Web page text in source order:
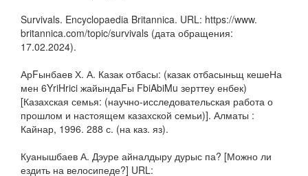
Survivals. Encyclopaedia Britannica. URL: https://www.
britannica.com/topic/survivals (дата обращения:
17.02.2024).
АрFынбаев Х. А. Казак отбасы: (казак отбасыньщ кешеНа
мен 6YriHrici жайындаFы FbiAbiMu зерттеу енбек)
[Казахская семья: (научно-исследовательская работа о
прошлом и настоящем казахской семьи)]. Алматы :
Кайнар, 1996. 288 с. (на каз. яз).
Куанышбаев А. Дэуре айналдыру дурыс па? [Можно ли
ездить на велосипеде?] URL: